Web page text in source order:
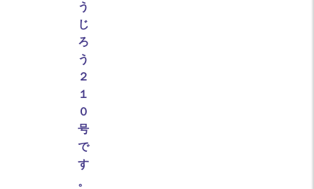
う
じ
ろ
う
２
１
０
号
で
す
。